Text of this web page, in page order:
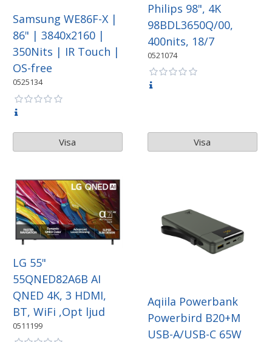
Samsung WE86F-X |
86" | 3840x2160 |
350Nits | IR Touch |
OS-free
0525134
Visa
Philips 98", 4K
98BDL3650Q/00,
400nits, 18/7
0521074
Visa
LG 55"
55QNED82A6B AI
QNED 4K, 3 HDMI,
BT, WiFi ,Opt ljud
0511199
Aqiila Powerbank
Powerbird B20+M
USB-A/USB-C 65W